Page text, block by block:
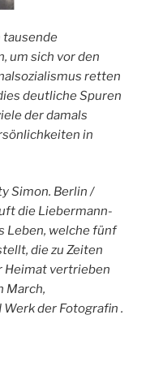
tausende
um sich vor den
retten
deutliche Spuren
der damals
in
Simon. Berlin /
die Liebermann-
Leben, welche fünf
die zu Zeiten
Heimat vertrieben
March,
der Fotografin .